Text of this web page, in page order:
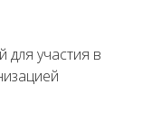
для участия в